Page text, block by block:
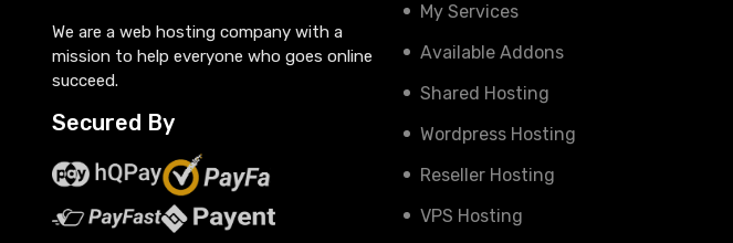
We are a web hosting company with a
mission to help everyone who goes online
succeed.
Secured By
My Services
Available Addons
Shared Hosting
Wordpress Hosting
Reseller Hosting
VPS Hosting